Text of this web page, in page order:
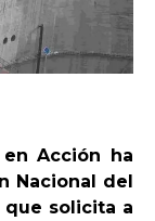
Acción ha
Nacional del
que solicita a